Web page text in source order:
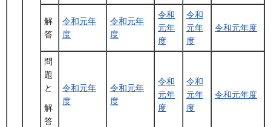
解
答
令和元年
度
令和元年
度
令和
元年
度
令和
元年
度
令和元年度
問
題
と
解
答
令和元年
度
令和元年
度
令和
元年
度
令和
元年
度
令和元年度